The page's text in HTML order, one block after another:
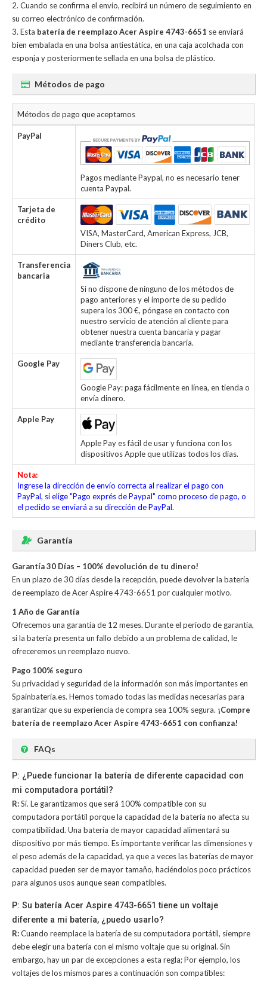
Cuando se confirma el envío, recibirá un número de seguimiento en
su correo electrónico de confirmación.
Esta batería de reemplazo Acer Aspire 4743-6651 se enviará
bien embalada en una bolsa antiestática, en una caja acolchada con
esponja y posteriormente sellada en una bolsa de plástico.
Métodos de pago
Métodos de pago que aceptamos
PayPal
Pagos mediante Paypal, no es necesario tener
cuenta Paypal.
Tarjeta de
crédito
VISA, MasterCard, American Express, JCB,
Diners Club, etc.
Transferencia
bancaria
Si no dispone de ninguno de los métodos de
pago anteriores y el importe de su pedido
supera los 300 €, póngase en contacto con
nuestro servicio de atención al cliente para
obtener nuestra cuenta bancaria y pagar
mediante transferencia bancaria.
Google Pay
Google Pay: paga fácilmente en línea, en tienda o
envía dinero.
Apple Pay
Apple Pay es fácil de usar y funciona con los
dispositivos Apple que utilizas todos los días.
Nota:
Ingrese la dirección de envío correcta al realizar el pago con
PayPal, si elige "Pago exprés de Paypal" como proceso de pago, o
el pedido se enviará a su dirección de PayPal.
Garantía
Garantía 30 Días – 100% devolución de tu dinero!
En un plazo de 30 días desde la recepción, puede devolver la batería
de reemplazo de Acer Aspire 4743-6651 por cualquier motivo.
1 Año de Garantía
Ofrecemos una garantía de 12 meses. Durante el período de garantía,
si la batería presenta un fallo debido a un problema de calidad, le
ofreceremos un reemplazo nuevo.
Pago 100% seguro
Su privacidad y seguridad de la información son más importantes en
Spainbateria.es. Hemos tomado todas las medidas necesarias para
garantizar que su experiencia de compra sea 100% segura. ¡Compre
batería de reemplazo Acer Aspire 4743-6651 con confianza!
FAQs
P: ¿Puede funcionar la batería de diferente capacidad con
mi computadora portátil?
R:Sí. Le garantizamos que será 100% compatible con su
computadora portátil porque la capacidad de la batería no afecta su
compatibilidad. Una batería de mayor capacidad alimentará su
dispositivo por más tiempo. Es importante verificar las dimensiones y
el peso además de la capacidad, ya que a veces las baterías de mayor
capacidad pueden ser de mayor tamaño, haciéndolos poco prácticos
para algunos usos aunque sean compatibles.
P: Su batería Acer Aspire 4743-6651 tiene un voltaje
diferente a mi batería, ¿puedo usarlo?
R:Cuando reemplace la batería de su computadora portátil, siempre
debe elegir una batería con el mismo voltaje que su original. Sin
embargo, hay un par de excepciones a esta regla; Por ejemplo, los
voltajes de los mismos pares a continuación son compatibles: